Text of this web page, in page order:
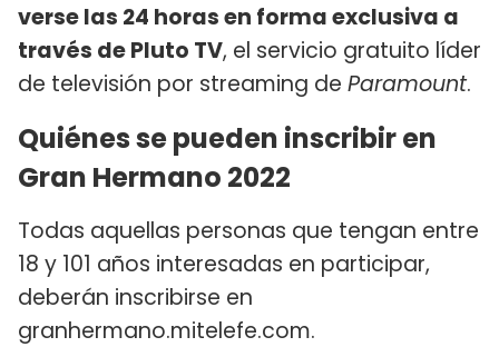
verse las 24 horas en forma exclusiva a
través de Pluto TV, el servicio gratuito líder
de televisión por streaming de Paramount.
Quiénes se pueden inscribir en
Gran Hermano 2022
Todas aquellas personas que tengan entre
18 y 101 años interesadas en participar,
deberán inscribirse en
granhermano.mitelefe.com.